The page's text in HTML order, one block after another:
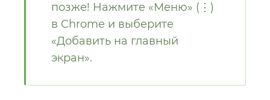
позже! Нажмите «Меню» (⋮)
в Chrome и выберите
«Добавить на главный
экран».